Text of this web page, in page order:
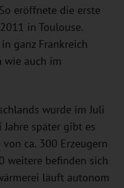
eröffnete die erste
in Toulouse.
ganz Frankreich
wie auch im
wurde im Juli
später gibt es
ca. 300 Erzeugern
weitere befinden sich
läuft autonom